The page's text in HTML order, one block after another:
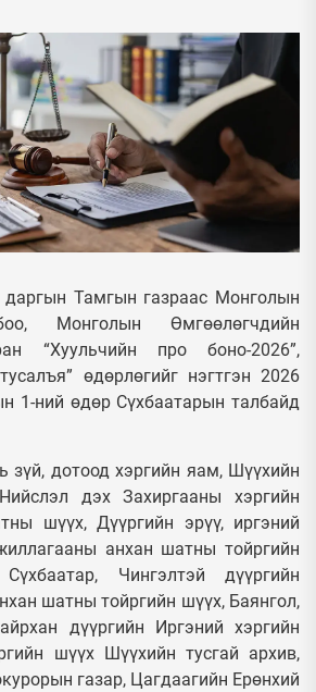
даргын Тамгын газраас Монголын
Монголын Өмгөөлөгчдийн
“Хуульчийн про боно-2026”,
өдөрлөгийг нэгтгэн 2026
1-ний өдөр Сүхбаатарын талбайд
зүй, дотоод хэргийн яам, Шүүхийн
дэх Захиргааны хэргийн
шүүх, Дүүргийн эрүү, иргэний
анхан шатны тойргийн
Чингэлтэй дүүргийн
шатны тойргийн шүүх, Баянгол,
дүүргийн Иргэний хэргийн
шүүх Шүүхийн тусгай архив,
газар, Цагдаагийн Ерөнхий